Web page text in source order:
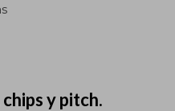
y pitch.